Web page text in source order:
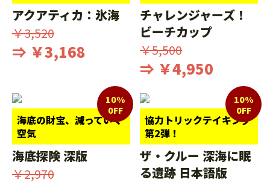
アクアティカ：氷海
￥3,520
⇒ ￥3,168
チャレンジャーズ！
ビーチカップ
￥5,500
⇒ ￥4,950
海底の財宝、減っていく
空気
10%
0FF
海底探険 深版
￥2,970
協力トリックテイキング
第2弾！
10%
0FF
ザ・クルー 深海に眠
る遺跡 日本語版